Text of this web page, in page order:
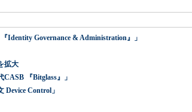
Identity Governance & Administration』」
拡大
『Bitglass』」
Control」